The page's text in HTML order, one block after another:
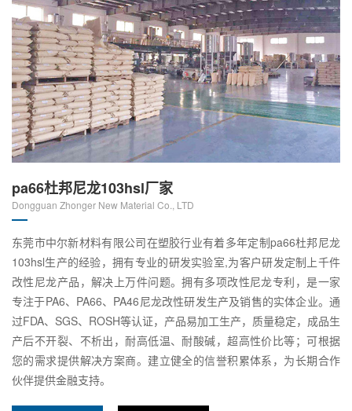
pa66杜邦尼龙103hsl厂家
Dongguan Zhonger New Material Co., LTD
东莞市中尔新材料有限公司在塑胶行业有着多年定制pa66杜邦尼龙
103hsl生产的经验，拥有专业的研发实验室,为客户研发定制上千件
改性尼龙产品，解决上万件问题。拥有多项改性尼龙专利，是一家
专注于PA6、PA66、PA46尼龙改性研发生产及销售的实体企业。通
过FDA、SGS、ROSH等认证，产品易加工生产，质量稳定，成品生
产后不开裂、不析出，耐高低温、耐酸碱，超高性价比等；可根据
您的需求提供解决方案商。建立健全的信誉积累体系，为长期合作
伙伴提供金融支持。